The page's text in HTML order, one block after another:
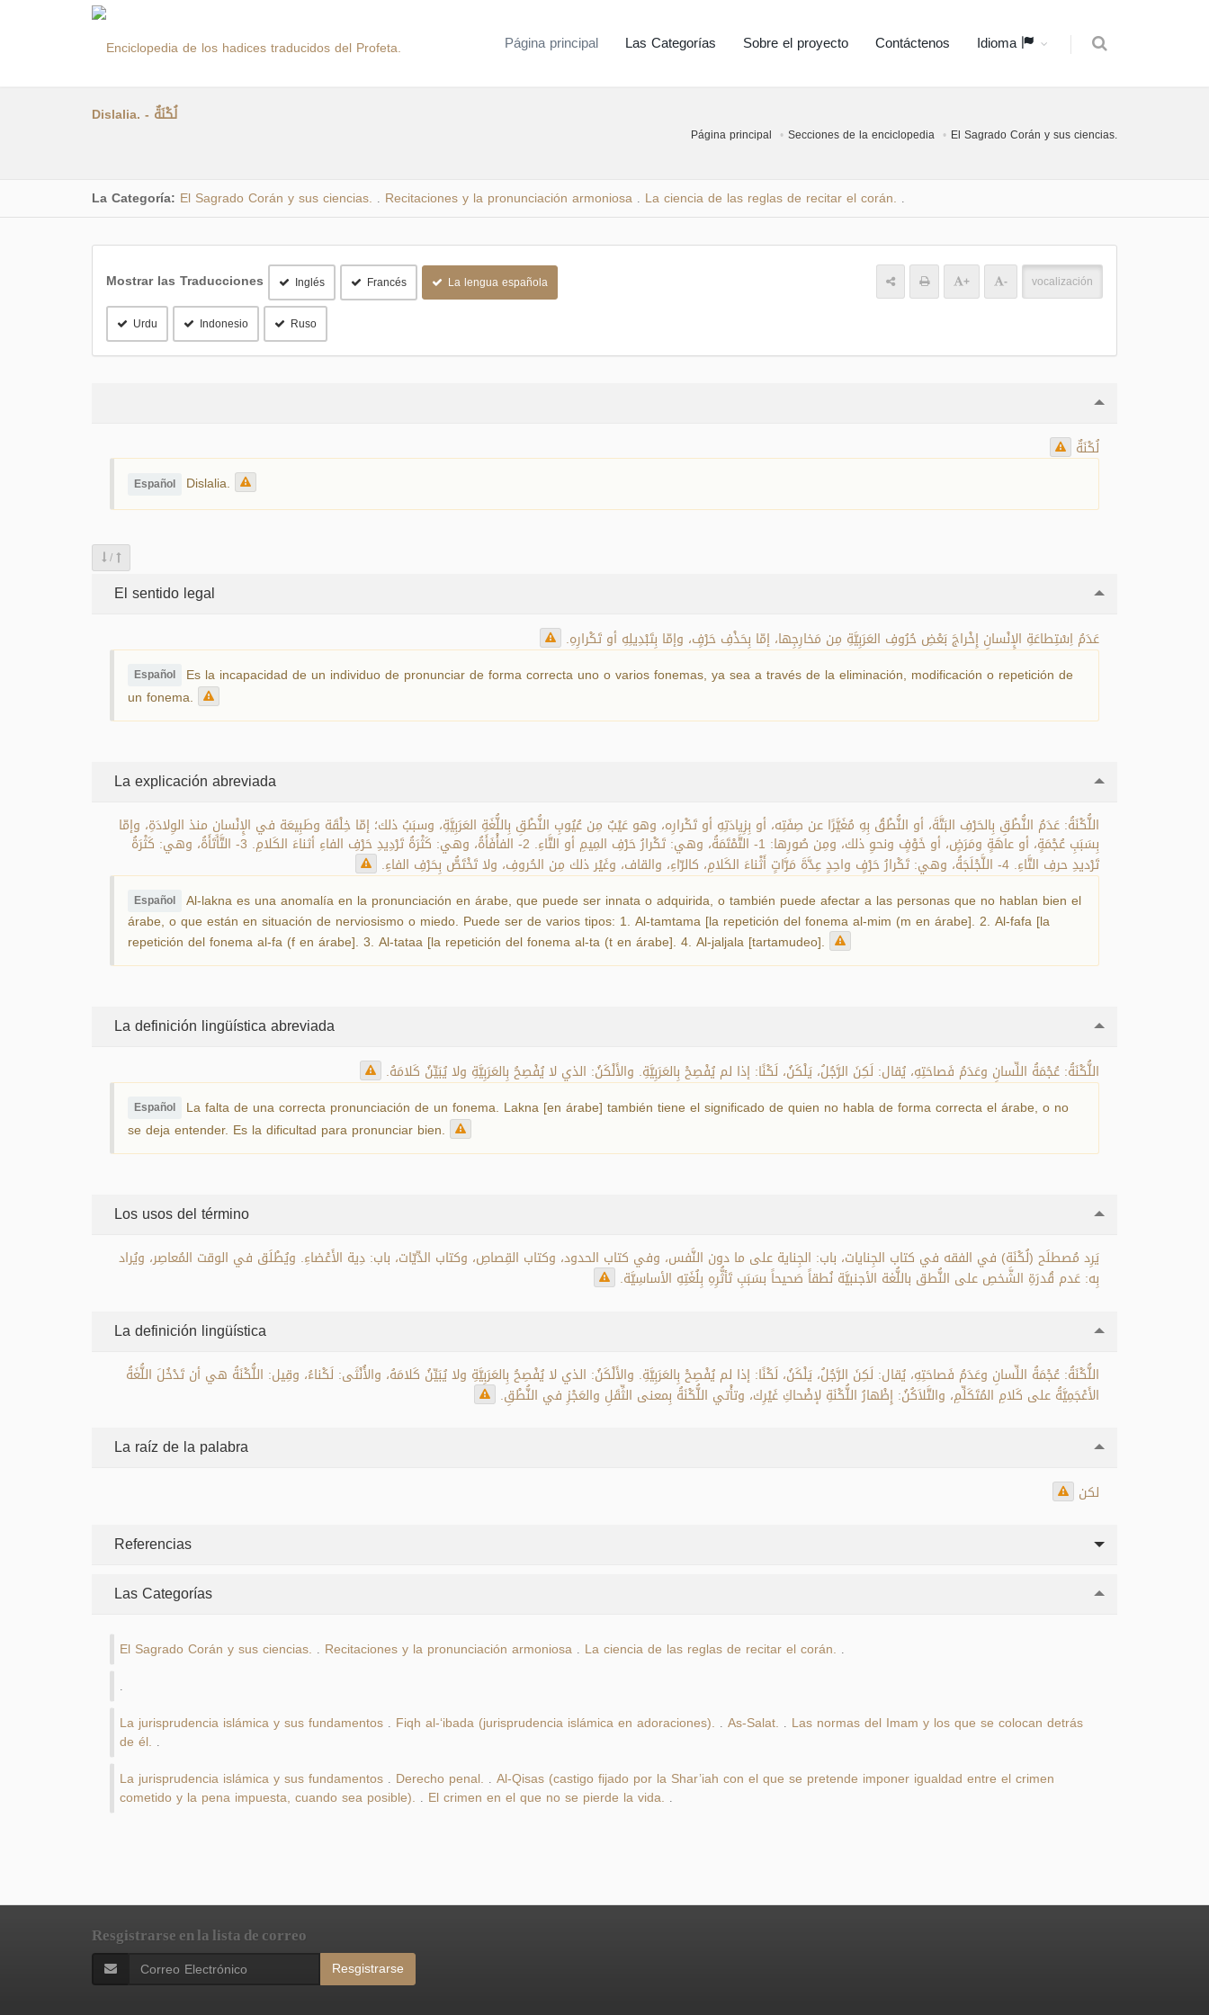
Página principal Las Categorías Sobre el proyecto Contáctenos Idioma
Dislalia. - لُكْنَةٌ
Página principal Secciones de la enciclopedia El Sagrado Corán y sus ciencias.
La Categoría: El Sagrado Corán y sus ciencias. Recitaciones y la pronunciación armoniosa La ciencia de las reglas de recitar el corán.
Mostrar las Traducciones Inglés Francés La lengua española
Urdu Indonesio Ruso
+ - vocalización
لُكْنَةٌ
Español Dislalia.
/
El sentido legal
عَدَمُ اِسْتِطاعَةِ الإِنْسانِ إِخْراجَ بَعْضِ حُرُوفِ العَرَبِيَّةِ مِن مَخارِجِها، إمّا بِحَذْفِ حَرْفٍ، وإمّا بِتَبْدِيلِهِ أو تَكْرارِهِ.
Español Es la incapacidad de un individuo de pronunciar de forma correcta uno o varios fonemas, ya sea a través de la eliminación, modificación o repetición de
un fonema.
La explicación abreviada
اللُّكْنَةُ: عَدَمُ النُّطْقِ بِالحَرْفِ البَتَّةَ، أو النُّطْقُ بِهِ مُغَيَّرًا عن صِفَتِه، أو بِزِيادَتِهِ أو تَكْرارِه، وهو عَيْبٌ مِن عُيُوبِ النُّطْقِ بِاللُّغَةِ العَرَبِيَّةِ، وسبَبُ ذلك؛ إمّا خِلْقَة وطَبِيعَة في الإِنْسانِ منذ الوِلادَةِ، وإمّا
بِسَبَبِ عُجْمَةٍ، أو عاهَةٍ ومَرَضٍ، أو خَوْفٍ ونحوِ ذلك، ومِن صُورِها: 1- التَّمْتَمَةُ، وهي: تَكْرارُ حَرْفِ المِيمِ أو التَّاءِ. 2- الفأْفَأَةُ، وهي: كَثْرَةُ تَرْدِيدِ حَرْفِ الفاءِ أثناءَ الكَلامِ. 3- التَّأتَأَةُ، وهي: كَثْرَةُ
تَرْديدِ حرفِ التَّاءِ. 4- اللَّجْلَجَةُ، وهي: تَكْرارُ حَرْفٍ واحِدٍ عِدَّةَ مَرَّاتٍ أَثْناءَ الكَلامِ، كالرّاءِ، والقاف، وغَيْر ذلك مِن الحُروفِ، ولا تَخْتَصُّ بِحَرْفِ الفاءِ.
Español Al-lakna es una anomalía en la pronunciación en árabe, que puede ser innata o adquirida, o también puede afectar a las personas que no hablan bien el
árabe, o que están en situación de nerviosismo o miedo. Puede ser de varios tipos: 1. Al-tamtama [la repetición del fonema al-mim (m en árabe]. 2. Al-fafa [la
repetición del fonema al-fa (f en árabe]. 3. Al-tataa [la repetición del fonema al-ta (t en árabe]. 4. Al-jaljala [tartamudeo].
La definición lingüística abreviada
اللُّكْنَةُ: عُجْمَةُ اللِّسانِ وعَدَمُ فَصاحَتِهِ، يُقال: لَكِنَ الرَّجُلُ، يَلْكَنُ، لَكْنًا: إذا لم يُفْصِحْ بِالعَرَبِيَّةِ. والأَلْكَنُ: الذي لا يُفْصِحُ بِالعَرَبِيَّةِ ولا يُبَيِّنُ كَلامَهُ.
Español La falta de una correcta pronunciación de un fonema. Lakna [en árabe] también tiene el significado de quien no habla de forma correcta el árabe, o no
se deja entender. Es la dificultad para pronunciar bien.
Los usos del término
يَرِد مُصطلَح (لُكْنَة) في الفقه في كتاب الجِنايات، باب: الجِناية على ما دون النَّفس، وفي كتاب الحدود، وكتاب القِصاصِ، وكتاب الدِّيّات، باب: دِية الأَعْضاءِ. ويُطْلَق في الوقت المُعاصِر، ويُراد
بِه: عَدم قُدرَةِ الشَّخصِ على النُّطق باللُّغة الأجنبيَّة نُطقاً صَحيحاً بسَبَبِ تَأثُّرِهِ بِلُغَتِهِ الأساسِيَّة.
La definición lingüística
اللُّكْنَةُ: عُجْمَةُ اللِّسانِ وعَدَمُ فَصاحَتِهِ، يُقال: لَكِنَ الرَّجُلُ، يَلْكَنُ، لَكْنًا: إذا لم يُفْصِحْ بِالعَرَبِيَّةِ. والأَلْكَنُ: الذي لا يُفْصِحُ بِالعَرَبِيَّةِ ولا يُبَيِّنُ كَلامَهُ، والأُنْثَى: لَكْناءُ، وقِيل: اللُّكْنَةُ هي أن تَدْخُلَ اللُّغَةُ
الأَعْجَمِيَّةُ على كَلامِ المُتَكَلِّمِ، والتَّلاَكُنُ: إِظْهارُ اللُّكْنَةِ لإضْحاكِ غَيْرِك، وتأْتي اللُّكْنَةُ بِمعنى الثِّقَلِ والعَجْزِ في النُّطْقِ.
La raíz de la palabra
لكن
Referencias
Las Categorías
El Sagrado Corán y sus ciencias. Recitaciones y la pronunciación armoniosa La ciencia de las reglas de recitar el corán.
La jurisprudencia islámica y sus fundamentos Fiqh al-‘ibada (jurisprudencia islámica en adoraciones). As-Salat. Las normas del Imam y los que se colocan detrás
de él.
La jurisprudencia islámica y sus fundamentos Derecho penal. Al-Qisas (castigo fijado por la Shar’iah con el que se pretende imponer igualdad entre el crimen
cometido y la pena impuesta, cuando sea posible). El crimen en el que no se pierde la vida.
Resgistrarse en la lista de correo
Resgistrarse